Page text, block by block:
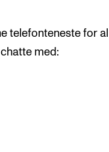
telefonteneste for
med: